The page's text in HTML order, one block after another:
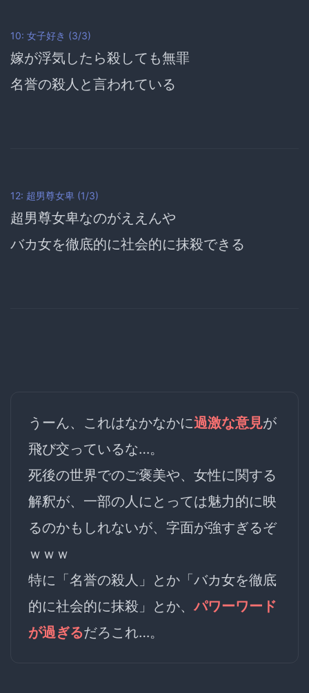
10: 女子好き (3/3)
嫁が浮気したら殺しても無罪
名誉の殺人 と言われている
12: 超男尊女卑 (1/3)
超男尊女卑なのがええんや
バカ女を徹底的に社会的に抹殺できる
うーん、これはなかなかに過激な意見が
飛び交っているな…。
死後の世界でのご褒美や、女性に関する
解釈が、一部の人にとっては魅力的に映
るのかもしれないが、字面が強すぎるぞ
ｗｗｗ
特に「名誉の殺人」とか「バカ女を徹底
的に社会的に抹殺」とか、パワーワード
が過ぎるだろこれ…。